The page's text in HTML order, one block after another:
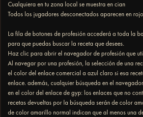
Cualquiera en tu zona local se muestra en cian
Todos los jugadores desconectados aparecen en rojo
La fila de botones de profesión accederá a toda la
para que puedas buscar la receta que desees.
Haz clic para abrir el navegador de profesión que
Al navegar por una profesión, la selección de una
el color del enlace comercial a azul claro si esa
enlace. además, cualquier búsqueda en el
en el color del enlace de gyp: los enlaces que no
recetas devueltas por la búsqueda serán de color
de color amarillo normal indican que al menos una